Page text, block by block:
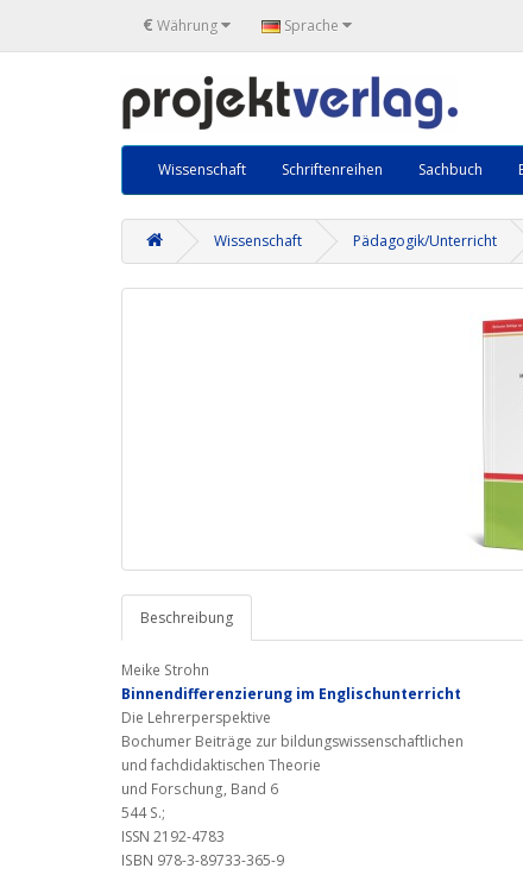
€ Währung Sprache
Wissenschaft Schriftenreihen Sachbuch
Wissenschaft Pädagogik/Unterricht
Beschreibung
Meike Strohn
Binnendifferenzierung im Englischunterricht
Die Lehrerperspektive
Bochumer Beiträge zur bildungswissenschaftlichen
und fachdidaktischen Theorie
und Forschung, Band 6
544 S.;
ISSN 2192-4783
ISBN 978-3-89733-365-9